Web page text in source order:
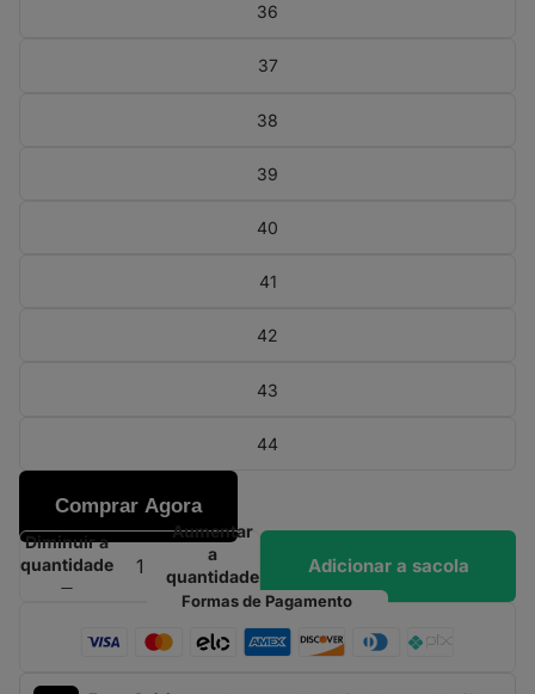
36
37
38
39
40
41
42
43
44
Comprar Agora
Diminuir a
quantidade
Aumentar
a
quantidade
Adicionar a sacola
Formas de Pagamento